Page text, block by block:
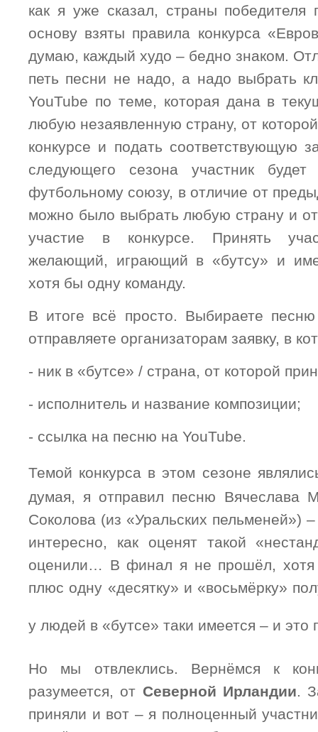
как я уже сказал, страны победителя
основу взяты правила конкурса
думаю, каждый худо – бедно знаком.
петь песни не надо, а надо выбрать
YouTube по теме, которая дана в
любую незаявленную страну, от
конкурсе и подать соответствующую
следующего сезона участник
футбольному союзу, в отличие от
можно было выбрать любую страну и
участие в конкурсе. Принять
желающий, играющий в «бутсу» и
хотя бы одну команду.
В итоге всё просто. Выбираете
отправляете организаторам заявку, в
- ник в «бутсе» / страна, от которой
- исполнитель и название композиции;
- ссылка на песню на YouTube.
Темой конкурса в этом сезоне
думая, я отправил песню Вячеслава
Соколова (из «Уральских пельменей»)
интересно, как оценят такой
оценили… В финал я не прошёл, хотя
плюс одну «десятку» и «восьмёрку»
у людей в «бутсе» таки имеется – и это
Но мы отвлеклись. Вернёмся к
разумеется, от Северной Ирландии.
приняли и вот – я полноценный